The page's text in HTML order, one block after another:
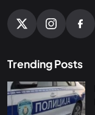
Trending Posts